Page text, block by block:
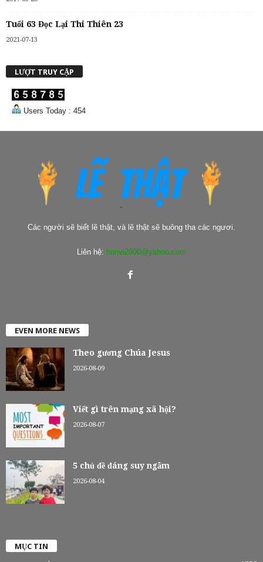
Tuổi 63 Đọc Lại Thi Thiên 23
2021-07-13
LƯỢT TRUY CẬP
Users Today : 454
Các người sẽ biết lẽ thật, và lẽ thật sẽ buông tha các ngươi.
Liên hệ: honvi2000@yahoo.com
EVEN MORE NEWS
Theo gương Chúa Jesus
2026-08-09
Viết gì trên mạng xã hội?
2026-08-07
5 chủ đề đáng suy ngẫm
2026-08-04
MỤC TIN